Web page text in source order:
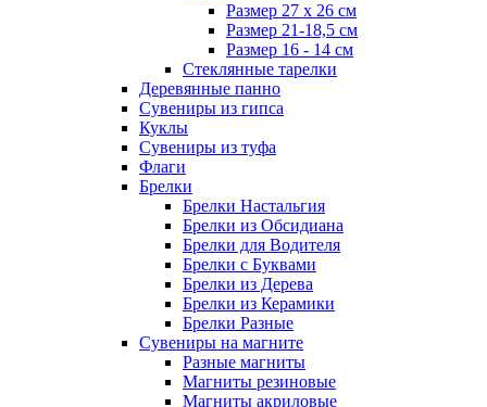
Размер 27 х 26 см
Размер 21-18,5 см
Размер 16 - 14 см
Стеклянные тарелки
Деревянные панно
Сувениры из гипса
Куклы
Сувениры из туфа
Флаги
Брелки
Брелки Настальгия
Брелки из Обсидиана
Брелки для Водителя
Брелки с Буквами
Брелки из Дерева
Брелки из Керамики
Брелки Разные
Сувениры на магните
Разные магниты
Магниты резиновые
Магниты акриловые